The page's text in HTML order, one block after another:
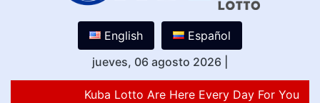
English
Español
jueves, 06 agosto 2026
Kuba Lotto Are Here Every Day For You